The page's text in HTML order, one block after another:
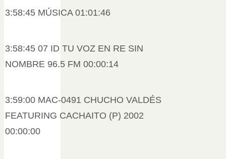
3:58:45 MÚSICA 01:01:46
3:58:45 07 ID TU VOZ EN RE SIN
NOMBRE 96.5 FM 00:00:14
3:59:00 MAC-0491 CHUCHO VALDÉS
FEATURING CACHAITO (P) 2002
00:00:00